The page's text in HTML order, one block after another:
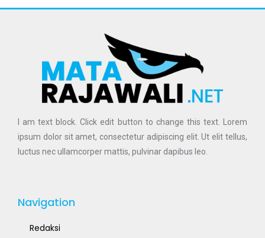
I am text block. Click edit button to change this text. Lorem
ipsum dolor sit amet, consectetur adipiscing elit. Ut elit tellus,
luctus nec ullamcorper mattis, pulvinar dapibus leo.
Navigation
Redaksi